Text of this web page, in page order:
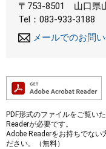
〒753-8501
山口県
Tel：083-933-3188
メールでのお問
PDF形式のファイルをご覧い
Readerが必要です。
Adobe Readerをお持ちでない
ださい。（無料）